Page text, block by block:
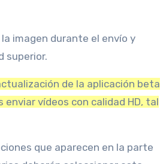
imagen durante el envío y
superior.
de la aplicación beta
enviar vídeos con calidad HD, tal
que aparecen en la parte